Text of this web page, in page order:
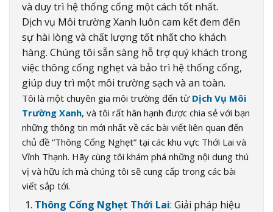
và duy trì hệ thống cống một cách tốt nhất.
Dịch vụ Môi trường Xanh luôn cam kết đem đến
sự hài lòng và chất lượng tốt nhất cho khách
hàng. Chúng tôi sẵn sàng hỗ trợ quý khách trong
việc thông cống nghẹt và bảo trì hệ thống cống,
giúp duy trì một môi trường sạch và an toàn.
Tôi là một chuyên gia môi trường đến từ Dịch Vụ Môi
Trường Xanh, và tôi rất hân hạnh được chia sẻ với bạn
những thông tin mới nhất về các bài viết liên quan đến
chủ đề “Thông Cống Nghẹt” tại các khu vực Thới Lai và
Vĩnh Thạnh. Hãy cùng tôi khám phá những nội dung thú
vị và hữu ích mà chúng tôi sẽ cung cấp trong các bài
viết sắp tới.
Thông Cống Nghẹt Thới Lai: Giải pháp hiệu